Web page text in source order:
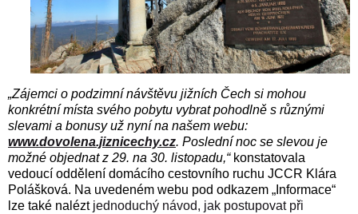
„Zájemci o podzimní návštěvu jižních Čech si mohou
konkrétní místa svého pobytu vybrat pohodlně s různými
slevami a bonusy už nyní na našem webu:
www.dovolena.jiznicechy.cz. Poslední noc se slevou je
možné objednat z 29. na 30. listopadu,“ konstatovala
vedoucí oddělení domácího cestovního ruchu JCCR Klára
Polášková. Na uvedeném webu pod odkazem „Informace“
lze také nalézt jednoduchý návod, jak postupovat při